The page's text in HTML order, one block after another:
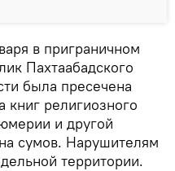
в приграничном
Пахтаабадского
была пресечена
книг религиозного
и другой
сумов. Нарушителям
территории.